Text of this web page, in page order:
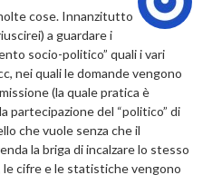
cose. Innanzitutto
a guardare i
socio-politico” quali i vari
nei quali le domande vengono
(la quale pratica è
partecipazione del “politico” di
che vuole senza che il
la briga di incalzare lo stesso
le cifre e le statistiche vengono